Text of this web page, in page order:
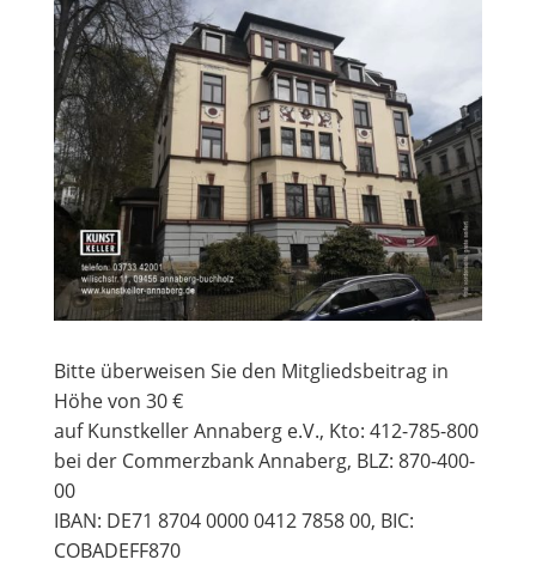
Bitte überweisen Sie den Mitgliedsbeitrag in
Höhe von 30 €
auf Kunstkeller Annaberg e.V., Kto: 412-785-800
bei der Commerzbank Annaberg, BLZ: 870-400-
00
IBAN: DE71 8704 0000 0412 7858 00, BIC:
COBADEFF870